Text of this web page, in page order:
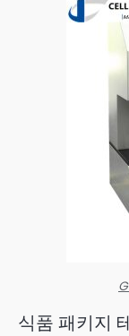
식품 패키지